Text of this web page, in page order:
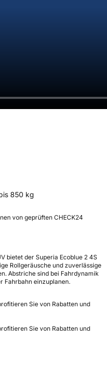
850 kg
von geprüften CHECK24
bietet der Superia Ecoblue 2 4S
Rollgeräusche und zuverlässige
Abstriche sind bei Fahrdynamik
Fahrbahn einzuplanen.
Sie von Rabatten und
Sie von Rabatten und